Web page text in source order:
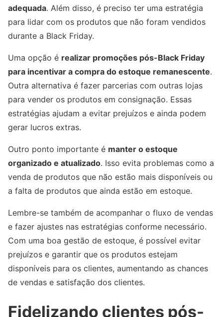
adequada. Além disso, é preciso ter uma estratégia
para lidar com os produtos que não foram vendidos
durante a Black Friday.
Uma opção é realizar promoções pós-Black Friday
para incentivar a compra do estoque remanescente.
Outra alternativa é fazer parcerias com outras lojas
para vender os produtos em consignação. Essas
estratégias ajudam a evitar prejuízos e ainda podem
gerar lucros extras.
Outro ponto importante é manter o estoque
organizado e atualizado. Isso evita problemas como a
venda de produtos que não estão mais disponíveis ou
a falta de produtos que ainda estão em estoque.
Lembre-se também de acompanhar o fluxo de vendas
e fazer ajustes nas estratégias conforme necessário.
Com uma boa gestão de estoque, é possível evitar
prejuízos e garantir que os produtos estejam
disponíveis para os clientes, aumentando as chances
de vendas e satisfação dos clientes.
Fidelizando clientes pós-